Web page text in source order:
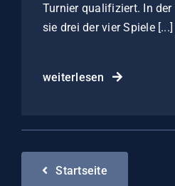
Turnier qualifiziert. In der
sie drei der vier Spiele [...]
weiterlesen
Startseite